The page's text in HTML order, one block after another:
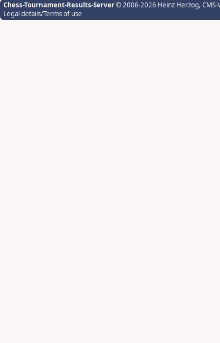
Chess-Tournament-Results-Server© 2006-2026 Heinz Herzog,
Legal details/Terms of use